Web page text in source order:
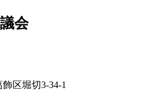
会
区堀切3-34-1